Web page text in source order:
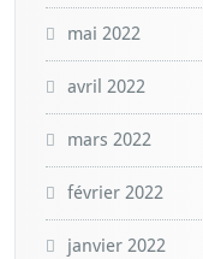
mai 2022
avril 2022
mars 2022
février 2022
janvier 2022